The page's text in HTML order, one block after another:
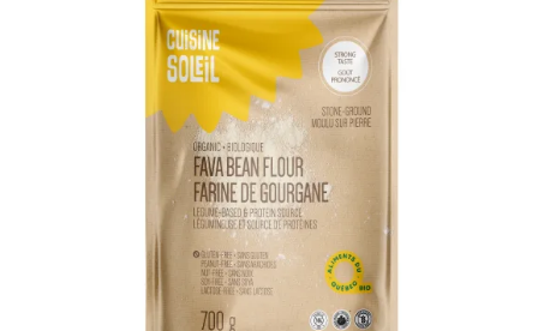
ADD TO CART / DETAILS